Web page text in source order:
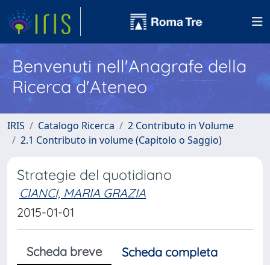
Benvenuti nell'Anagrafe della
Ricerca d'Ateneo
IRIS Catalogo Ricerca
2 Contributo in Volume
2.1 Contributo in volume (Capitolo o Saggio)
Strategie del quotidiano
CIANCI, MARIA GRAZIA
2015-01-01
Scheda breve
Scheda completa